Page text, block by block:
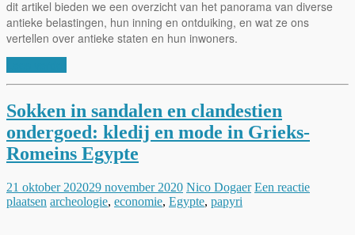
dit artikel bieden we een overzicht van het panorama van diverse
antieke belastingen, hun inning en ontduiking, en wat ze ons
vertellen over antieke staten en hun inwoners.
Sokken in sandalen en clandestien
ondergoed: kledij en mode in Grieks-
Romeins Egypte
21 oktober 202029 november 2020 Nico Dogaer Een reactie
plaatsen archeologie, economie, Egypte, papyri